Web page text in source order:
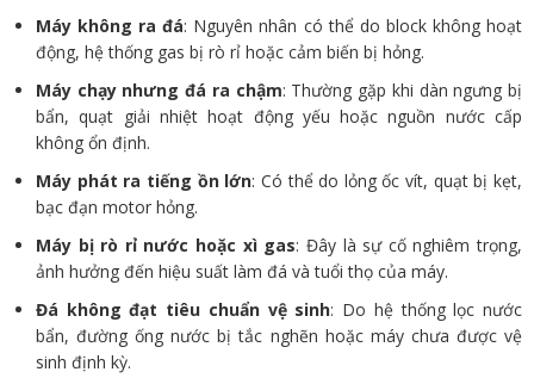
Máy không ra đá: Nguyên nhân có thể do block không hoạt
động, hệ thống gas bị rò rỉ hoặc cảm biến bị hỏng.
Máy chạy nhưng đá ra chậm: Thường gặp khi dàn ngưng bị
bẩn, quạt giải nhiệt hoạt động yếu hoặc nguồn nước cấp
không ổn định.
Máy phát ra tiếng ồn lớn: Có thể do lỏng ốc vít, quạt bị kẹt,
bạc đạn motor hỏng.
Máy bị rò rỉ nước hoặc xì gas: Đây là sự cố nghiêm trọng,
ảnh hưởng đến hiệu suất làm đá và tuổi thọ của máy.
Đá không đạt tiêu chuẩn vệ sinh: Do hệ thống lọc nước
bẩn, đường ống nước bị tắc nghẽn hoặc máy chưa được vệ
sinh định kỳ.